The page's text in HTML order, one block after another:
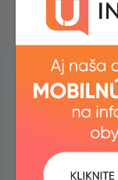
+421 57
IČO: